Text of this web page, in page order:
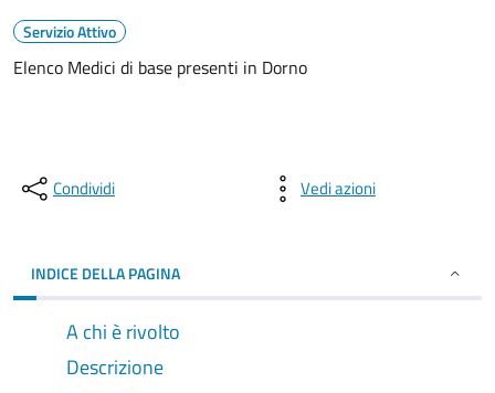
Servizio Attivo
Elenco Medici di base presenti in Dorno
Condividi Vedi azioni
INDICE DELLA PAGINA
A chi è rivolto
Descrizione